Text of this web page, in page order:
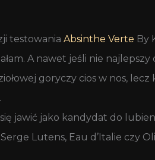
testowania Absinthe Verte By
A nawet jeśli nie
goryczy cios w nos,
jawić jako kandydat do
Lutens, Eau d’Italie czy